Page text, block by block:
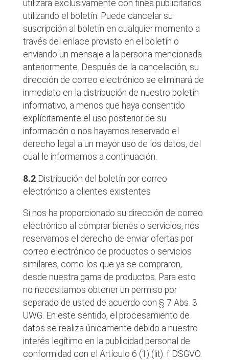
utilizará exclusivamente con fines publicitarios
utilizando el boletín. Puede cancelar su
suscripción al boletín en cualquier momento a
través del enlace provisto en el boletín o
enviando un mensaje a la persona mencionada
anteriormente. Después de la cancelación, su
dirección de correo electrónico se eliminará de
inmediato en la distribución de nuestro boletín
informativo, a menos que haya consentido
explícitamente el uso posterior de su
información o nos hayamos reservado el
derecho legal a un mayor uso de los datos, del
cual le informamos a continuación.
8.2Distribución del boletín por correo
electrónico a clientes existentes
Si nos ha proporcionado su dirección de correo
electrónico al comprar bienes o servicios, nos
reservamos el derecho de enviar ofertas por
correo electrónico de productos o servicios
similares, como los que ya se compraron,
desde nuestra gama de productos. Para esto
no necesitamos obtener un permiso por
separado de usted de acuerdo con § 7 Abs. 3
UWG. En este sentido, el procesamiento de
datos se realiza únicamente debido a nuestro
interés legítimo en la publicidad personal de
conformidad con el Artículo 6 (1) (lit). f DSGVO.